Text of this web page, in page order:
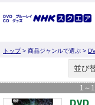
トップ> 商品ジャンルで選ぶ >
並び
1 ～